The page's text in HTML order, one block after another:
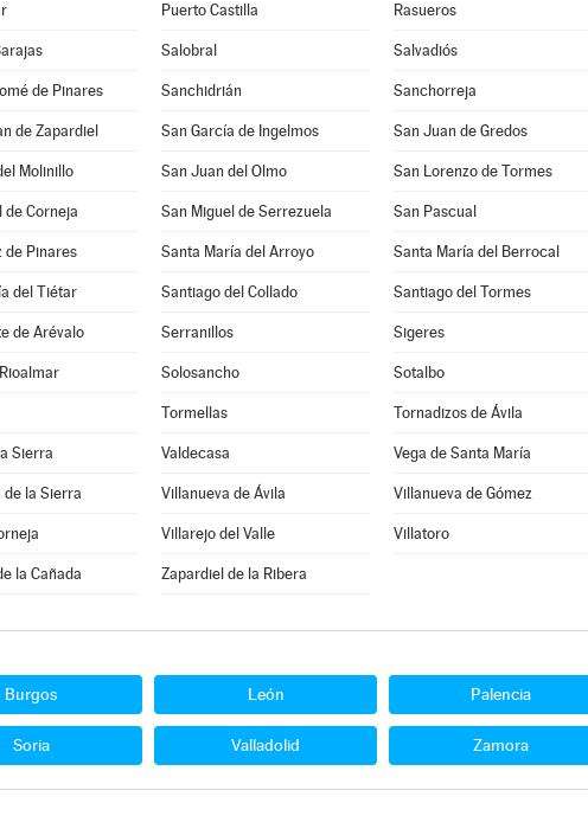
Puerto Castilla Rasueros
Salobral Salvadiós
de Pinares Sanchidrián Sanchorreja
de Zapardiel San García de Ingelmos San Juan de Gredos
Molinillo San Juan del Olmo San Lorenzo de Tormes
de Corneja San Miguel de Serrezuela San Pascual
de Pinares Santa María del Arroyo Santa María del Berrocal
del Tiétar Santiago del Collado Santiago del Tormes
de Arévalo Serranillos Sigeres
Solosancho Sotalbo
Tormellas Tornadizos de Ávila
Sierra Valdecasa Vega de Santa María
la Sierra Villanueva de Ávila Villanueva de Gómez
Villarejo del Valle Villatoro
la Cañada Zapardiel de la Ribera
Burgos León Palencia
Soria Valladolid Zamora